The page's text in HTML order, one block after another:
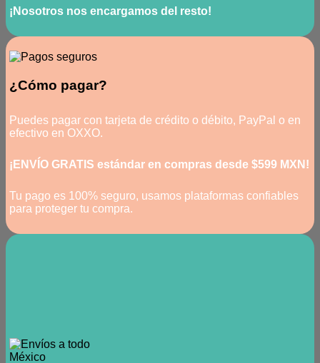
¡Nosotros nos encargamos del resto!
¿Cómo pagar?
Puedes pagar con tarjeta de crédito o débito, PayPal o en
efectivo en OXXO.
¡ENVÍO GRATIS estándar en compras desde $599 MXN!
Tu pago es 100% seguro, usamos plataformas confiables
para proteger tu compra.